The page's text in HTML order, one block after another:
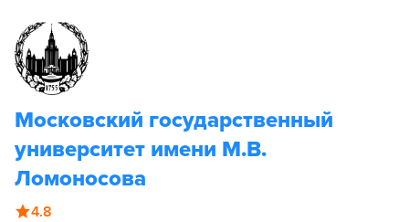
Московский государственный
университет имени М.В.
Ломоносова
4.8